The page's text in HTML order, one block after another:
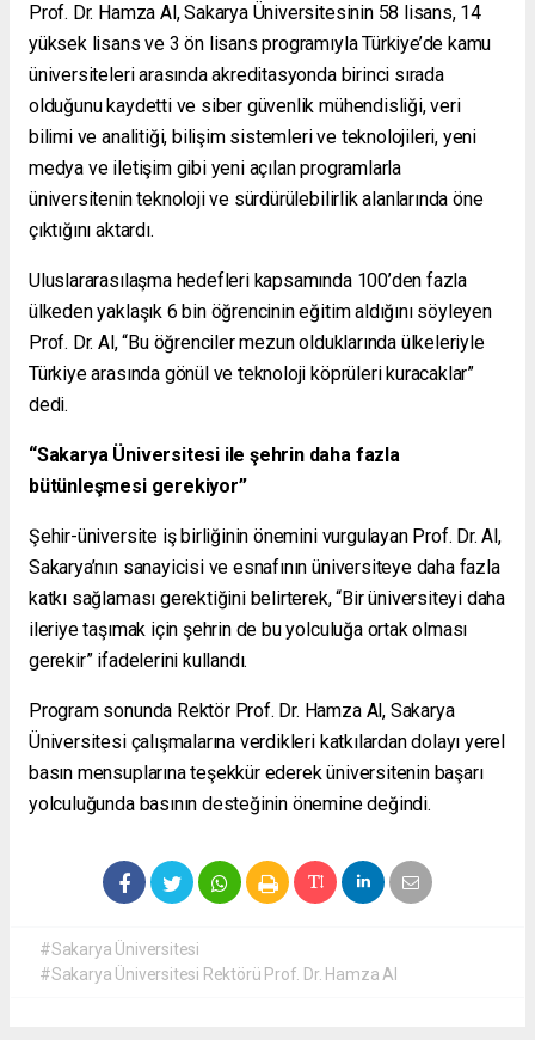
Prof. Dr. Hamza Al, Sakarya Üniversitesinin 58 lisans, 14
yüksek lisans ve 3 ön lisans programıyla Türkiye’de kamu
üniversiteleri arasında akreditasyonda birinci sırada
olduğunu kaydetti ve siber güvenlik mühendisliği, veri
bilimi ve analitiği, bilişim sistemleri ve teknolojileri, yeni
medya ve iletişim gibi yeni açılan programlarla
üniversitenin teknoloji ve sürdürülebilirlik alanlarında öne
çıktığını aktardı.
Uluslararasılaşma hedefleri kapsamında 100’den fazla
ülkeden yaklaşık 6 bin öğrencinin eğitim aldığını söyleyen
Prof. Dr. Al, “Bu öğrenciler mezun olduklarında ülkeleriyle
Türkiye arasında gönül ve teknoloji köprüleri kuracaklar”
dedi.
“Sakarya Üniversitesi ile şehrin daha fazla
bütünleşmesi gerekiyor”
Şehir-üniversite iş birliğinin önemini vurgulayan Prof. Dr. Al,
Sakarya’nın sanayicisi ve esnafının üniversiteye daha fazla
katkı sağlaması gerektiğini belirterek, “Bir üniversiteyi daha
ileriye taşımak için şehrin de bu yolculuğa ortak olması
gerekir” ifadelerini kullandı.
Program sonunda Rektör Prof. Dr. Hamza Al, Sakarya
Üniversitesi çalışmalarına verdikleri katkılardan dolayı yerel
basın mensuplarına teşekkür ederek üniversitenin başarı
yolculuğunda basının desteğinin önemine değindi.
#Sakarya Üniversitesi
#Sakarya Üniversitesi Rektörü Prof. Dr. Hamza Al